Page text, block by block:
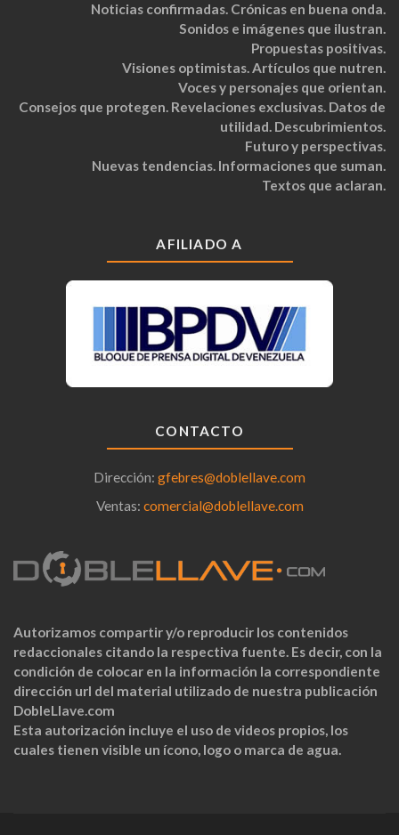
Noticias confirmadas. Crónicas en buena onda.
Sonidos e imágenes que ilustran.
Propuestas positivas.
Visiones optimistas. Artículos que nutren.
Voces y personajes que orientan.
Consejos que protegen. Revelaciones exclusivas. Datos de
utilidad. Descubrimientos.
Futuro y perspectivas.
Nuevas tendencias. Informaciones que suman.
Textos que aclaran.
AFILIADO A
CONTACTO
Dirección: gfebres@doblellave.com
Ventas: comercial@doblellave.com
Autorizamos compartir y/o reproducir los contenidos
redaccionales citando la respectiva fuente. Es decir, con la
condición de colocar en la información la correspondiente
dirección url del material utilizado de nuestra publicación
DobleLlave.com
Esta autorización incluye el uso de videos propios, los
cuales tienen visible un ícono, logo o marca de agua.